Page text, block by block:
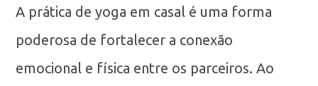
A prática de yoga em casal é uma forma
poderosa de fortalecer a conexão
emocional e física entre os parceiros. Ao